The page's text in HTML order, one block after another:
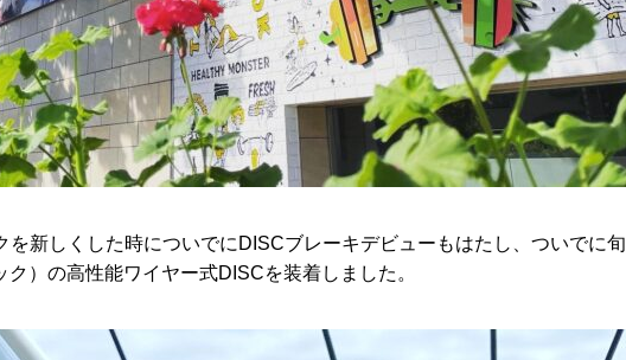
を新しくした時についでにDISCブレーキデビューもはたし、ついでに旬
）の高性能ワイヤー式DISCを装着しました。